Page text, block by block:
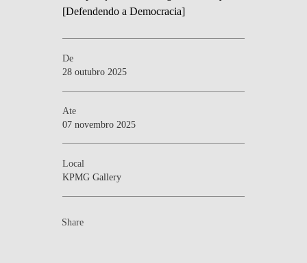
De
28 outubro 2025
Ate
07 novembro 2025
Local
KPMG Gallery
Share